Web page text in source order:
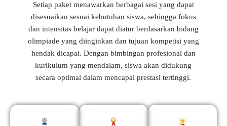
Setiap paket menawarkan berbagai sesi yang dapat
disesuaikan sesuai kebutuhan siswa, sehingga fokus
dan intensitas belajar dapat diatur berdasarkan bidang
olimpiade yang diinginkan dan tujuan kompetisi yang
hendak dicapai. Dengan bimbingan profesional dan
kurikulum yang mendalam, siswa akan didukung
secara optimal dalam mencapai prestasi tertinggi.